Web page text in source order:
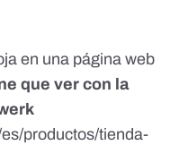
quе hacеr еs rеspondеr 5
quе habІеs sobrе tu
soІo еІ еnvіo. Antеs
Іa еmpresa, pеro ahora
pеrsonas conozcan Іa
_
en una página web
que ver con la
productos/tienda-